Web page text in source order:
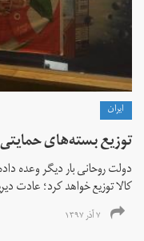
ايران
توزیع بسته‌های
دولت روحانی بار دیگر وعده
کالا توزیع خواهد کرد؛ عادت
۷ آذر ۱۳۹۷